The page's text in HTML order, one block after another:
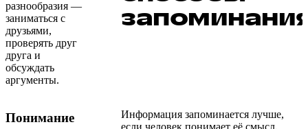
разнообразия —
заниматься с
друзьями,
проверять друг
друга и
обсуждать
аргументы.
Понимание
Информация запоминается лучше,